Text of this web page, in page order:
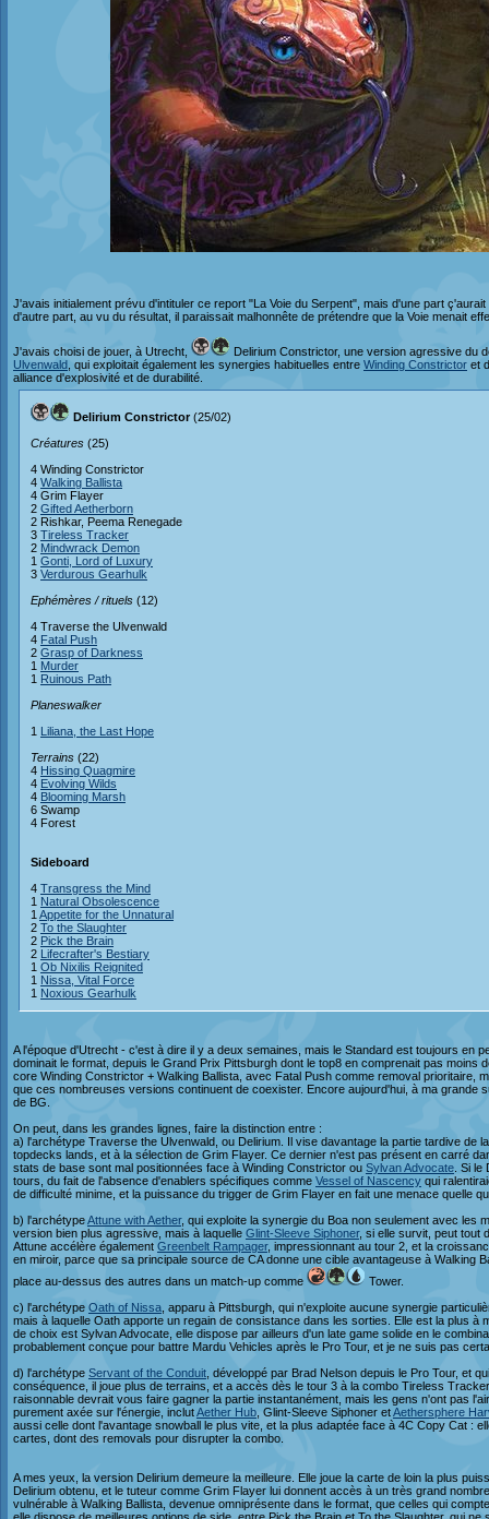
J'avais initialement prévu d'intituler ce report "La Voie du Serpent", mais d'une part
d'autre part, au vu du résultat, il paraissait malhonnête de prétendre que la Voie menait
J'avais choisi de jouer, à Utrecht,
Delirium Constrictor, une version agressive du
Ulvenwald , qui exploitait également les synergies habituelles entre Winding Constrictor et
alliance d'explosivité et de durabilité.
Delirium Constrictor(25/02)
Créatures (25)
4 Winding Constrictor
4 Walking Ballista
4 Grim Flayer
2 Gifted Aetherborn
2 Rishkar, Peema Renegade
3 Tireless Tracker
2 Mindwrack Demon
1 Gonti, Lord of Luxury
3 Verdurous Gearhulk
Ephémères / rituels (12)
4 Traverse the Ulvenwald
4 Fatal Push
2 Grasp of Darkness
1 Murder
1 Ruinous Path
Planeswalker
1 Liliana, the Last Hope
Terrains (22)
4 Hissing Quagmire
4 Evolving Wilds
4 Blooming Marsh
6 Swamp
4 Forest
Sideboard
4 Transgress the Mind
1 Natural Obsolescence
1 Appetite for the Unnatural
2 To the Slaughter
2 Pick the Brain
2 Lifecrafter's Bestiary
1 Ob Nixilis Reignited
1 Nissa, Vital Force
1 Noxious Gearhulk
A l'époque d'Utrecht - c'est à dire il y a deux semaines, mais le Standard est toujours en
dominait le format, depuis le Grand Prix Pittsburgh dont le top8 en comprenait pas moins
core Winding Constrictor + Walking Ballista, avec Fatal Push comme removal prioritaire,
que ces nombreuses versions continuent de coexister. Encore aujourd'hui, à ma grande
de BG.
On peut, dans les grandes lignes, faire la distinction entre :
a) l'archétype Traverse the Ulvenwald, ou Delirium. Il vise davantage la partie tardive de
topdecks lands, et à la sélection de Grim Flayer. Ce dernier n'est pas présent en carré
stats de base sont mal positionnées face à Winding Constrictor ou Sylvan Advocate . Si
tours, du fait de l'absence d'enablers spécifiques comme Vessel of Nascency qui
de difficulté minime, et la puissance du trigger de Grim Flayer en fait une menace quelle
b) l'archétypeAttune with Aether, qui exploite la synergie du Boa non seulement avec les
version bien plus agressive, mais à laquelle Glint-Sleeve Siphoner, si elle survit, peut tout
Attune accélère également Greenbelt Rampager, impressionnant au tour 2, et la
en miroir, parce que sa principale source de CA donne une cible avantageuse à Walking
place au-dessus des autres dans un match-up comme
Tower.
c) l'archétype Oath of Nissa , apparu à Pittsburgh, qui n'exploite aucune synergie
mais à laquelle Oath apporte un regain de consistance dans les sorties. Elle est la plus
de choix est Sylvan Advocate, elle dispose par ailleurs d'un late game solide en le
probablement conçue pour battre Mardu Vehicles après le Pro Tour, et je ne suis pas
d) l'archétype Servant of the Conduit , développé par Brad Nelson depuis le Pro Tour, et
conséquence, il joue plus de terrains, et a accès dès le tour 3 à la combo Tireless
raisonnable devrait vous faire gagner la partie instantanément, mais les gens n'ont pas
purement axée sur l'énergie, inclutAether Hub , Glint-Sleeve Siphoner etAethersphere
aussi celle dont l'avantage snowball le plus vite, et la plus adaptée face à 4C Copy Cat :
cartes, dont des removals pour disrupter la combo.
A mes yeux, la version Delirium demeure la meilleure. Elle joue la carte de loin la plus
Delirium obtenu, et le tuteur comme Grim Flayer lui donnent accès à un très grand
vulnérable à Walking Ballista, devenue omniprésente dans le format, que celles qui